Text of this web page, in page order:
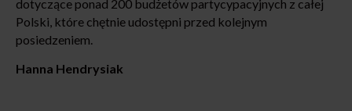
dotyczące ponad 200 budżetów partycypacyjnych z całej
Polski, które chętnie udostępni przed kolejnym
posiedzeniem.
Hanna Hendrysiak